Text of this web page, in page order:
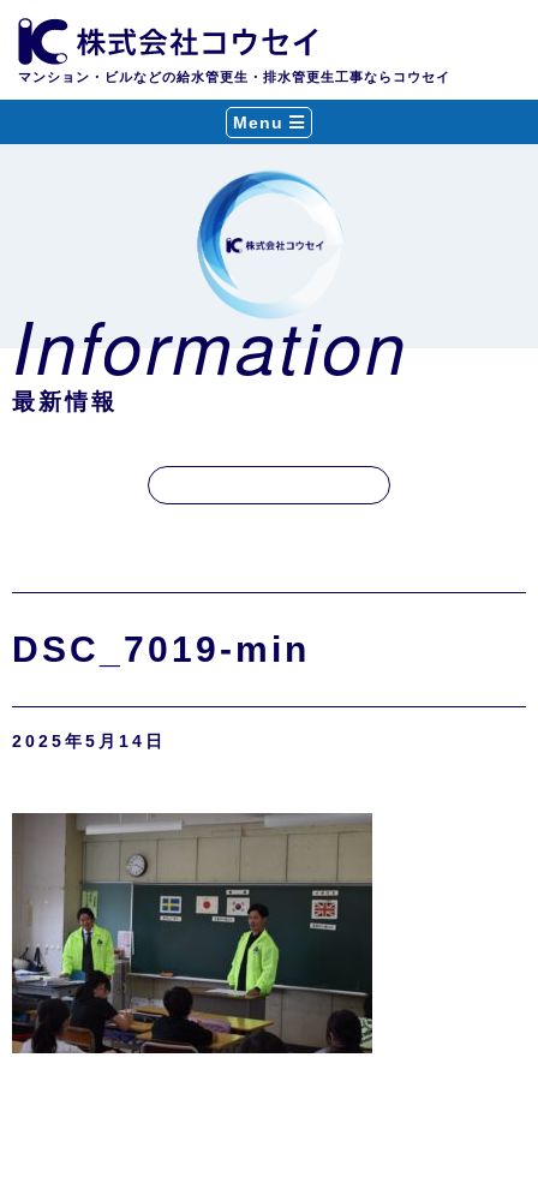
マンション・ビルなどの給水管更生・排水管更生工事ならコウセイ
Menu
Information
最新情報
DSC_7019-min
2025年5月14日